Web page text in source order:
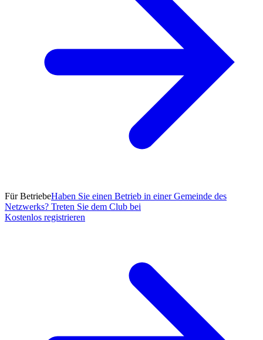
Für BetriebeHaben Sie einen Betrieb in einer Gemeinde des
Netzwerks? Treten Sie dem Club bei
Kostenlos registrieren